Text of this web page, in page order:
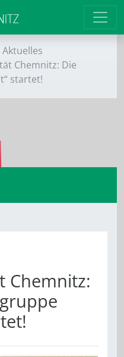
Aktuelles
Chemnitz: Die
startet!
Chemnitz: